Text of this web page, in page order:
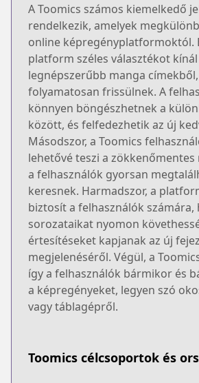
A Toomics számos kiemelkedő
rendelkezik, amelyek
online képregényplatformoktól.
platform széles választékot
legnépszerűbb manga
folyamatosan frissülnek. A
könnyen böngészhetnek a
között, és felfedezhetik az új
Másodszor, a Toomics
lehetővé teszi a zökkenőmentes
a felhasználók gyorsan
keresnek. Harmadszor, a
biztosít a felhasználók számára,
sorozataikat nyomon
értesítéseket kapjanak az új
megjelenéséről. Végül, a
így a felhasználók bármikor és
a képregényeket, legyen szó
vagy táblagépről.
Toomics célcsoportok és